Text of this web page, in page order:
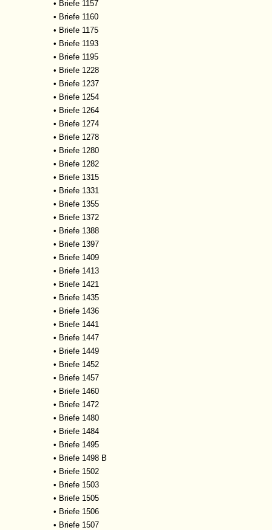
• Briefe 1157
• Briefe 1160
• Briefe 1175
• Briefe 1193
• Briefe 1195
• Briefe 1228
• Briefe 1237
• Briefe 1254
• Briefe 1264
• Briefe 1274
• Briefe 1278
• Briefe 1280
• Briefe 1282
• Briefe 1315
• Briefe 1331
• Briefe 1355
• Briefe 1372
• Briefe 1388
• Briefe 1397
• Briefe 1409
• Briefe 1413
• Briefe 1421
• Briefe 1435
• Briefe 1436
• Briefe 1441
• Briefe 1447
• Briefe 1449
• Briefe 1452
• Briefe 1457
• Briefe 1460
• Briefe 1472
• Briefe 1480
• Briefe 1484
• Briefe 1495
• Briefe 1498 B
• Briefe 1502
• Briefe 1503
• Briefe 1505
• Briefe 1506
• Briefe 1507